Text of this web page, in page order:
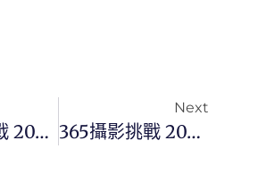
365攝影挑戰 20250512(ㄧ)132/365 Day3401
Next
365攝影挑戰 20250513(二)133/365 Day3402